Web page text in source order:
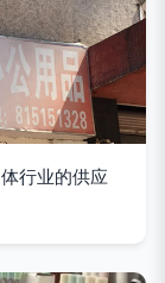
行业的供应